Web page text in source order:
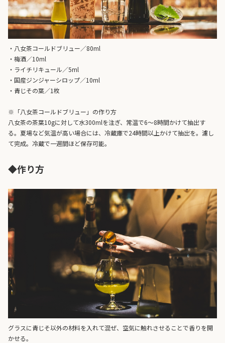
・八女茶コールドブリュー／80ml
・梅酒／10ml
・ライチリキュール／5ml
・国産ジンジャーシロップ／10ml
・青じその葉／1枚
※「八女茶コールドブリュー」の作り方
八女茶の茶葉10gに対して水300mlを注ぎ、常温で6～8時間かけて抽出す
る。夏場など気温が高い場合には、冷蔵庫で24時間以上かけて抽出を。濾し
て完成。冷蔵で一週間ほど保存可能。
◆作り方
グラスに青じそ以外の材料を入れて混ぜ、空気に触れさせることで香りを開
かせる。